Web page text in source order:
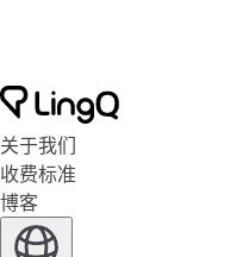
关于我们
收费标准
博客